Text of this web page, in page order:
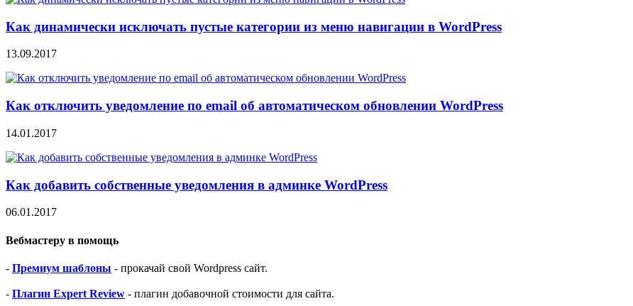
Как динамически исключать пустые категории из меню навигации в WordPress
13.09.2017
Как отключить уведомление по email об автоматическом обновлении WordPress
14.01.2017
Как добавить собственные уведомления в админке WordPress
06.01.2017
Вебмастеру в помощь
- Премиум шаблоны - прокачай свой Wordpress сайт.
- Плагин Expert Review - плагин добавочной стоимости для сайта.